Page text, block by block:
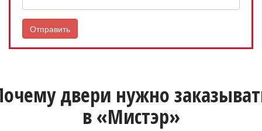
двери нужно
в «Мистэр»